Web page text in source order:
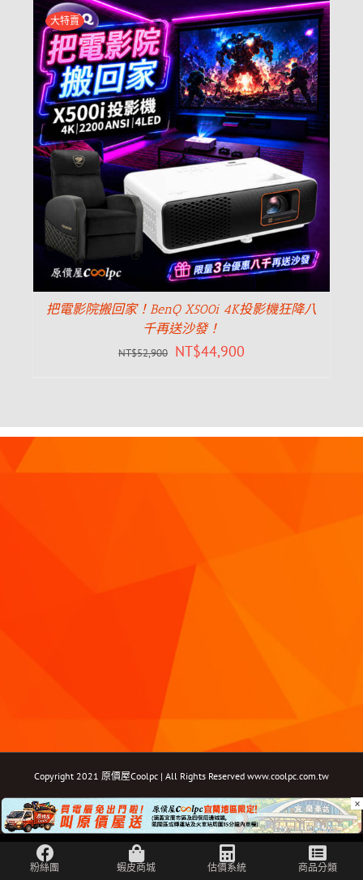
大特賣
把電影院搬回家！BenQ X500i 4K投影機狂降八
千再送沙發！
NT$52,900 NT$44,900
Copyright 2021 原價屋Coolpc | All Rights Reserved www.coolpc.com.tw
FacebookInstagramYouTubeTwitterEmail: ×